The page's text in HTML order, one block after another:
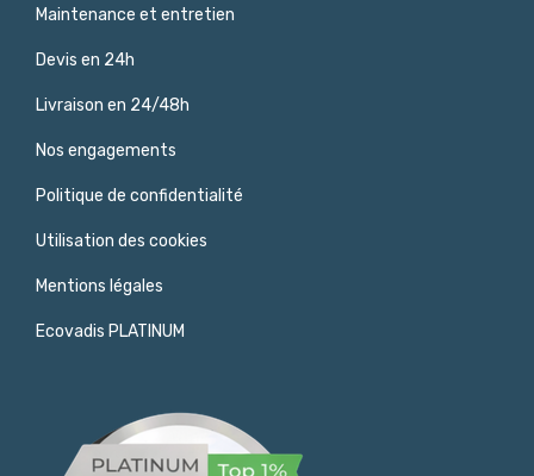
Maintenance et entretien
Devis en 24h
Livraison en 24/48h
Nos engagements
Politique de confidentialité
Utilisation des cookies
Mentions légales
Ecovadis PLATINUM